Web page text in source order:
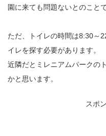
園に来ても問題ないとのことで
ただ、トイレの時間は8:30～
イレを探す必要があります。
近隣だとミレニアムパークの
かと思います。
スポ